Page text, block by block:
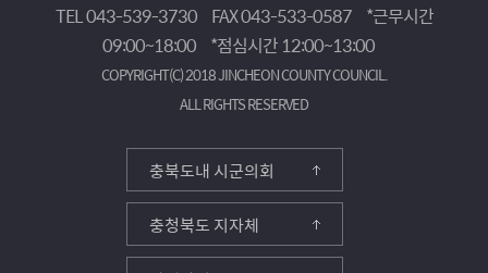
TEL 043-539-3730 FAX 043-533-0587
*근무시간
09:00~18:00 *점심시간 12:00~13:00
COPYRIGHT(C) 2018 JINCHEON COUNTY COUNCIL.
ALL RIGHTS RESERVED
충북도내 시군의회
충청북도 지자체